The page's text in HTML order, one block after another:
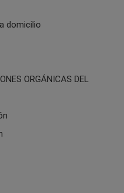
domicilio
ORGÁNICAS DEL